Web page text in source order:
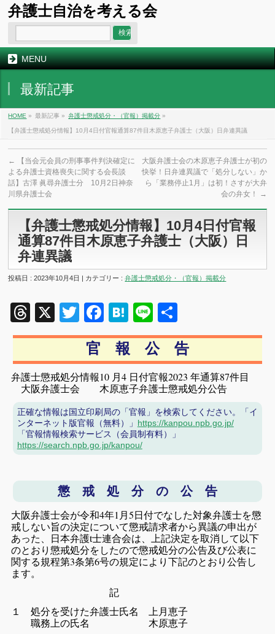
弁護士自治を考える会
MENU
最新記事
HOME » 最新記事 » 弁護士懲戒処分・（官報）掲載分 »
【弁護士懲戒処分情報】10月4日付官報通算87件目木原恵子弁護士（大阪）日弁連異議
←
【当会元会員の刑事事件判決確定に
よる弁護士資格喪失に関する会長談
話】古澤 眞尋弁護士分 10月2日神奈
川県弁護士会
大阪弁護士会の木原恵子弁護士が初の
快挙！日弁連異議で「処分しない」か
ら「業務停止1月」は初！さすが大弁
会の弁女！
→
【弁護士懲戒処分情報】10月4日付官報
通算87件目木原恵子弁護士（大阪）日
弁連異議
投稿日 : 2023年10月4日 | カテゴリー :弁護士懲戒処分・（官報）掲載分
Threads
X TwitterFacebook
Hatena
Line
有
官 報 公 告
弁護士懲戒処分情報10 月4 日付官報2023 年通算87件目
大阪弁護士会 木原恵子弁護士懲戒処分公告
正確な情報は国立印刷局の「官報」を検索してください。「イ
ンターネット版官報（無料）」 https://kanpou.npb.go.jp/
「官報情報検索サービス（会員制有料）」
https://search.npb.go.jp/kanpou/
懲 戒 処 分 の 公 告
大阪弁護士会が令和4年1月5日付でなした対象弁護士を懲
戒しない旨の決定について懲戒請求者から異議の申出が
あった、日本弁護t士連合会は、上記決定を取消して以下
のとおり懲戒処分をしたので懲戒処分の公告及び公表に
関する規程第3条第6号の規定により下記のとおり公告し
ます。
記
１ 処分を受けた弁護士氏名 上月恵子
職務上の氏名 木原恵子